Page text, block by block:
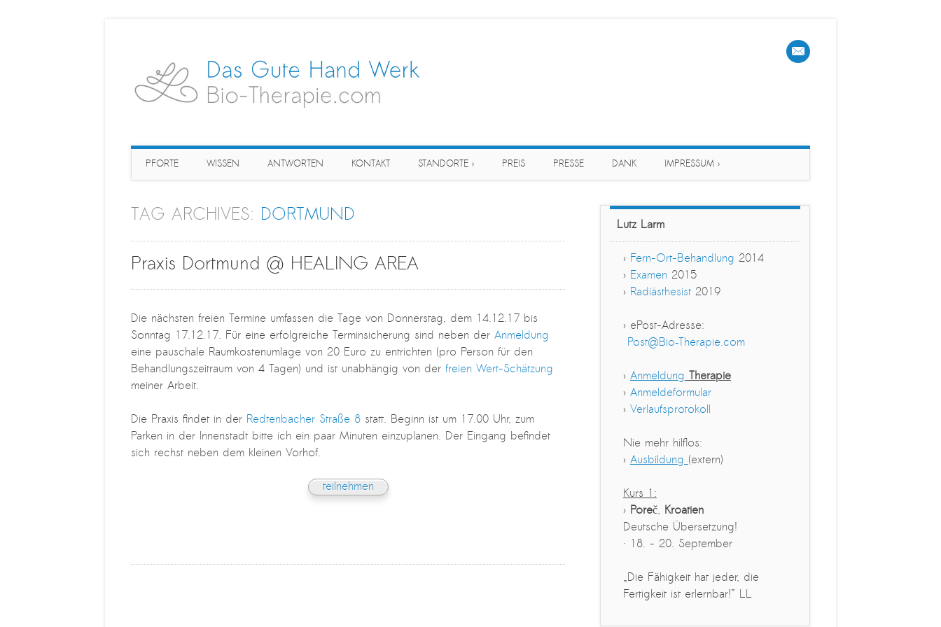
Main menu
PFORTE WISSEN ANTWORTEN KONTAKT STANDORTE › PREIS PRESSE DANK IMPRESSUM ›
TAG ARCHIVES: DORTMUND
Praxis Dortmund @ HEALING AREA
Die nächsten freien Termine umfassen die Tage von Donnerstag, dem 14.12.17 bis
Sonntag 17.12.17. Für eine erfolgreiche Terminsicherung sind neben der Anmeldung
eine pauschale Raumkostenumlage von 20 Euro zu entrichten (pro Person für den
Behandlungszeitraum von 4 Tagen) und ist unabhängig von der freien Wert-Schätzung
meiner Arbeit.
Die Praxis findet in der Redtenbacher Straße 8statt. Beginn ist um 17.00 Uhr, zum
Parken in der Innenstadt bitte ich ein paar Minuten einzuplanen. Der Eingang befindet
sich rechst neben dem kleinen Vorhof.
teilnehmen
Lutz Larm
› Fern-Ort-Behandlung 2014
› Examen 2015
› Radiästhesist2019
› ePost-Adresse:
Post@Bio‑Therapie.com
› Anmeldung Therapie
› Anmeldeformular
› Verlaufsprotokoll
Nie mehr hilflos:
› Ausbildung (extern)
Kurs 1:
› Poreč, Kroatien
Deutsche Übersetzung!
· 18. - 20. September
„Die Fähigkeit hat jeder, die
Fertigkeit ist erlernbar!” LL